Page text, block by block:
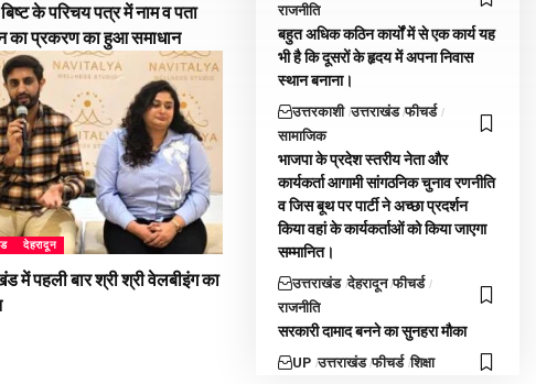
के परिचय पत्र में नाम व पता
का प्रकरण का हुआ समाधान
देहरादून
में पहली बार श्री श्री वेलबीइंग का
राजनीति
बहुत अधिक कठिन कार्यों में से एक कार्य यह
भी है कि दूसरों के हृदय में अपना निवास
स्थान बनाना।
उत्तरकाशी उत्तराखंड फीचर्ड
सामाजिक
भाजपा के प्रदेश स्तरीय नेता और
कार्यकर्ता आगामी सांगठनिक चुनाव रणनीति
व जिस बूथ पर पार्टी ने अच्छा प्रदर्शन
किया वहां के कार्यकर्ताओं को किया जाएगा
सम्मानित।
उत्तराखंड देहरादून फीचर्ड
राजनीति
सरकारी दामाद बनने का सुनहरा मौका
UP उत्तराखंड फीचर्ड शिक्षा